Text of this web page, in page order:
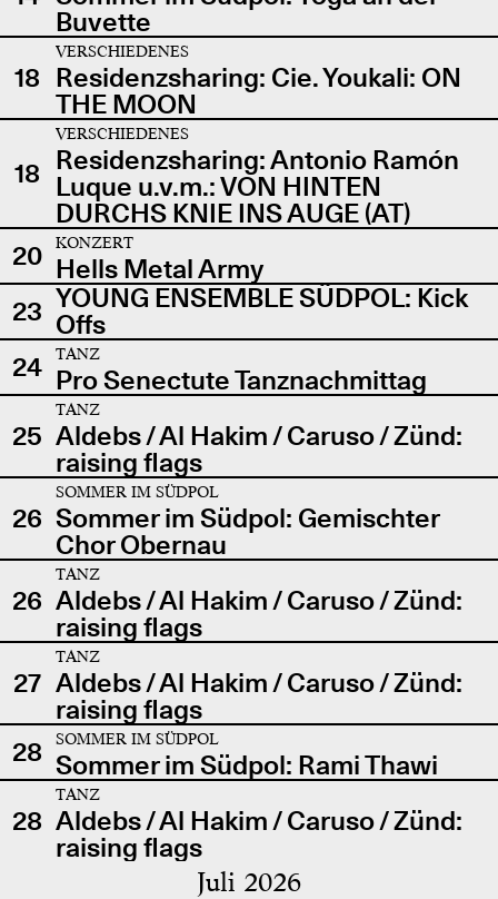
Buvette
18
VERSCHIEDENES
Residenzsharing: Cie. Youkali: ON
THE MOON
18
VERSCHIEDENES
Residenzsharing: Antonio Ramón
Luque u.v.m.: VON HINTEN
DURCHS KNIE INS AUGE (AT)
20
KONZERT
Hells Metal Army
23 YOUNG ENSEMBLE SÜDPOL: Kick
Offs
24
TANZ
Pro Senectute Tanznachmittag
25
TANZ
Aldebs / Al Hakim / Caruso / Zünd:
raising flags
26
SOMMER IM SÜDPOL
Sommer im Südpol: Gemischter
Chor Obernau
26
TANZ
Aldebs / Al Hakim / Caruso / Zünd:
raising flags
27
TANZ
Aldebs / Al Hakim / Caruso / Zünd:
raising flags
28
SOMMER IM SÜDPOL
Sommer im Südpol: Rami Thawi
28
TANZ
Aldebs / Al Hakim / Caruso / Zünd:
raising flags
Juli 2026